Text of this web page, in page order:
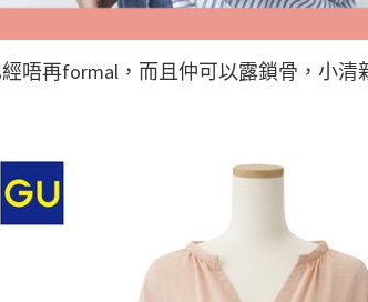
唔再formal，而且仲可以露鎖骨，小清